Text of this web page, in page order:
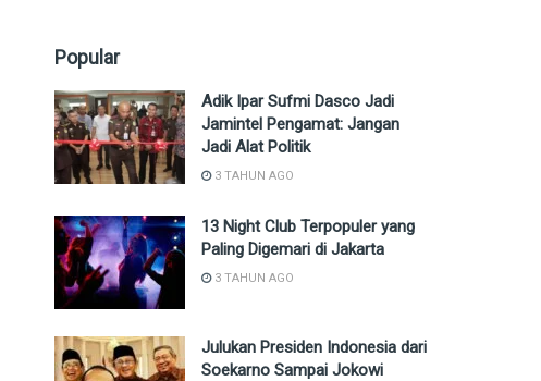
Popular
Adik Ipar Sufmi Dasco Jadi
Jamintel Pengamat: Jangan
Jadi Alat Politik
3 TAHUN AGO
13 Night Club Terpopuler yang
Paling Digemari di Jakarta
3 TAHUN AGO
Julukan Presiden Indonesia dari
Soekarno Sampai Jokowi